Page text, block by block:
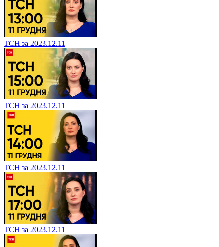
ТСН за 2023.12.11
ТСН за 2023.12.11
ТСН за 2023.12.11
ТСН за 2023.12.11